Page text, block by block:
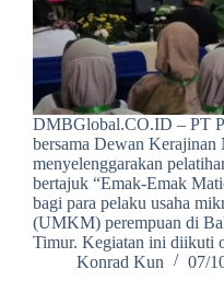
DMBGlobal.CO.ID – PT
bersama Dewan Kerajinan
menyelenggarakan
bertajuk “Emak-Emak
bagi para pelaku usaha
(UMKM) perempuan di
Timur. Kegiatan ini diikuti
Konrad Kun
07/